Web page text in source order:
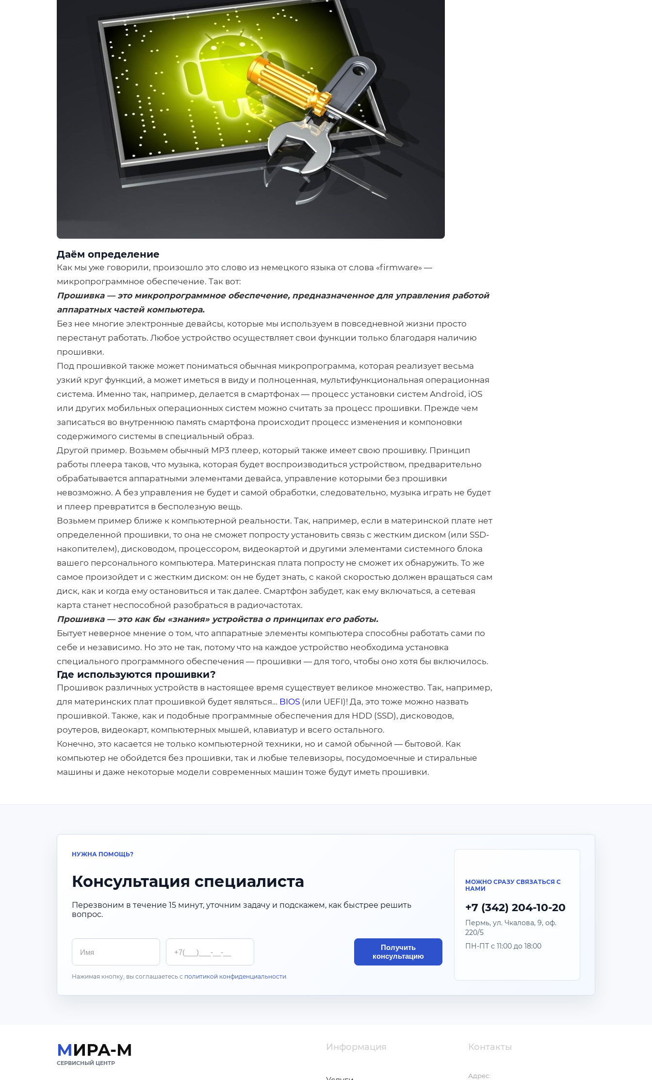
Даём определение
Как мы уже говорили, произошло это слово из немецкого языка от слова «firmware» —
микропрограммное обеспечение. Так вот:
Прошивка — это микропрограммное обеспечение, предназначенное для управления работой
аппаратных частей компьютера.
Без нее многие электронные девайсы, которые мы используем в повседневной жизни просто
перестанут работать. Любое устройство осуществляет свои функции только благодаря наличию
прошивки.
Под прошивкой также может пониматься обычная микропрограмма, которая реализует весьма
узкий круг функций, а может иметься в виду и полноценная, мультифункциональная операционная
система. Именно так, например, делается в смартфонах — процесс установки систем Android, iOS
или других мобильных операционных систем можно считать за процесс прошивки. Прежде чем
записаться во внутреннюю память смартфона происходит процесс изменения и компоновки
содержимого системы в специальный образ.
Другой пример. Возьмем обычный MP3 плеер, который также имеет свою прошивку. Принцип
работы плеера таков, что музыка, которая будет воспроизводиться устройством, предварительно
обрабатывается аппаратными элементами девайса, управление которыми без прошивки
невозможно. А без управления не будет и самой обработки, следовательно, музыка играть не будет
и плеер превратится в бесполезную вещь.
Возьмем пример ближе к компьютерной реальности. Так, например, если в материнской плате нет
определенной прошивки, то она не сможет попросту установить связь с жестким диском (или SSD-
накопителем), дисководом, процессором, видеокартой и другими элементами системного блока
вашего персонального компьютера. Материнская плата попросту не сможет их обнаружить. То же
самое произойдет и с жестким диском: он не будет знать, с какой скоростью должен вращаться сам
диск, как и когда ему остановиться и так далее. Смартфон забудет, как ему включаться, а сетевая
карта станет неспособной разобраться в радиочастотах.
Прошивка — это как бы «знания» устройства о принципах его работы.
Бытует неверное мнение о том, что аппаратные элементы компьютера способны работать сами по
себе и независимо. Но это не так, потому что на каждое устройство необходима установка
специального программного обеспечения — прошивки — для того, чтобы оно хотя бы включилось.
Где используются прошивки?
Прошивок различных устройств в настоящее время существует великое множество. Так, например,
для материнских плат прошивкой будет являться… BIOS (или UEFI)! Да, это тоже можно назвать
прошивкой. Также, как и подобные программные обеспечения для HDD (SSD), дисководов,
роутеров, видеокарт, компьютерных мышей, клавиатур и всего остального.
Конечно, это касается не только компьютерной техники, но и самой обычной — бытовой. Как
компьютер не обойдется без прошивки, так и любые телевизоры, посудомоечные и стиральные
машины и даже некоторые модели современных машин тоже будут иметь прошивки.
НУЖНА ПОМОЩЬ?
Консультация специалиста
Перезвоним в течение 15 минут, уточним задачу и подскажем, как быстрее решить
вопрос.
Имя Телефон
Получить
консультацию
Нажимая кнопку, вы соглашаетесь с политикой конфиденциальности.
МОЖНО СРАЗУ СВЯЗАТЬСЯ С
НАМИ
+7 (342) 204-10-20
Пермь, ул. Чкалова, 9, оф.
220/5
ПН-ПТ с 11:00 до 18:00
МИРА-М
СЕРВИСНЫЙ ЦЕНТР
Информация Контакты
Адрес: